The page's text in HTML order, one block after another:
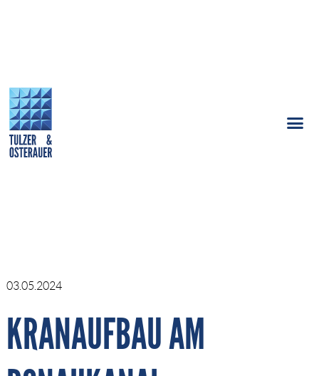
03.05.2024
KRANAUFBAU AM